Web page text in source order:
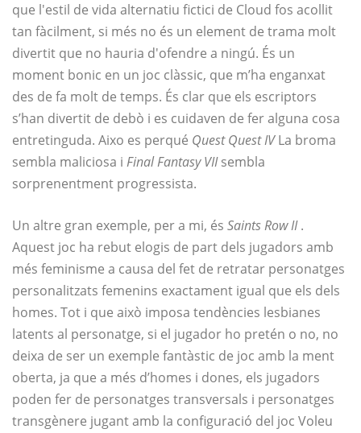
que l'estil de vida alternatiu fictici de Cloud fos acollit
tan fàcilment, si més no és un element de trama molt
divertit que no hauria d'ofendre a ningú. És un
moment bonic en un joc clàssic, que m’ha enganxat
des de fa molt de temps. És clar que els escriptors
s’han divertit de debò i es cuidaven de fer alguna cosa
entretinguda. Aixo es perqué Quest Quest IVLa broma
sembla maliciosa i Final Fantasy VIIsembla
sorprenentment progressista.
Un altre gran exemple, per a mi, és Saints Row II.
Aquest joc ha rebut elogis de part dels jugadors amb
més feminisme a causa del fet de retratar personatges
personalitzats femenins exactament igual que els dels
homes. Tot i que això imposa tendències lesbianes
latents al personatge, si el jugador ho pretén o no, no
deixa de ser un exemple fantàstic de joc amb la ment
oberta, ja que a més d’homes i dones, els jugadors
poden fer de personatges transversals i personatges
transgènere jugant amb la configuració del joc Voleu